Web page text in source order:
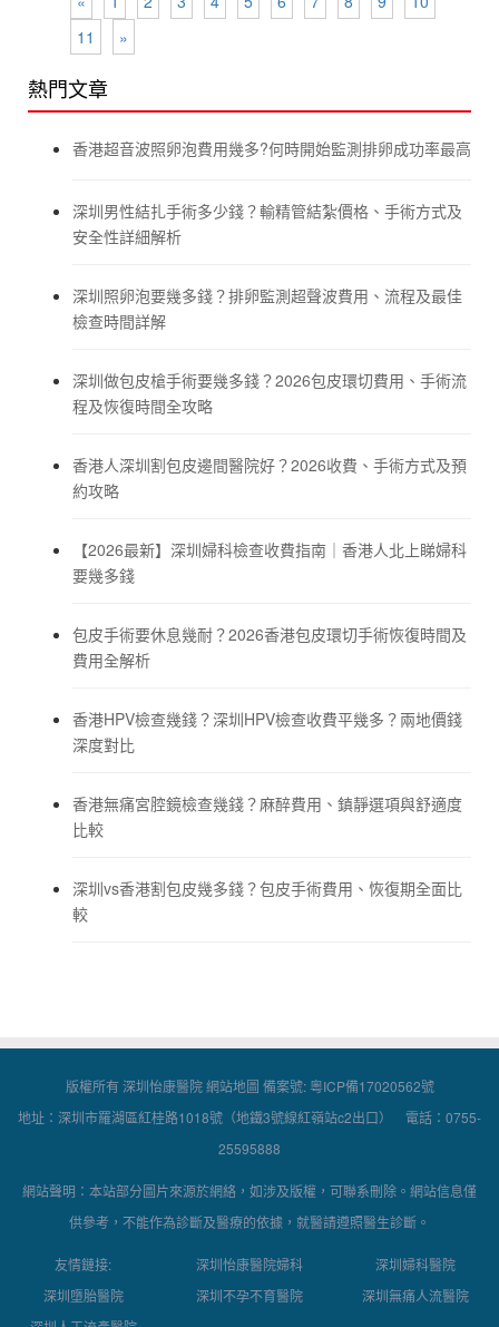
11
»
熱門文章
香港超音波照卵泡費用幾多?何時開始監測排卵成功率最高
深圳男性結扎手術多少錢？輸精管結紮價格、手術方式及
安全性詳細解析
深圳照卵泡要幾多錢？排卵監測超聲波費用、流程及最佳
檢查時間詳解
深圳做包皮槍手術要幾多錢？2026包皮環切費用、手術流
程及恢復時間全攻略
香港人深圳割包皮邊間醫院好？2026收費、手術方式及預
約攻略
【2026最新】深圳婦科檢查收費指南｜香港人北上睇婦科
要幾多錢
包皮手術要休息幾耐？2026香港包皮環切手術恢復時間及
費用全解析
香港HPV檢查幾錢？深圳HPV檢查收費平幾多？兩地價錢
深度對比
香港無痛宮腔鏡檢查幾錢？麻醉費用、鎮靜選項與舒適度
比較
深圳vs香港割包皮幾多錢？包皮手術費用、恢復期全面比
較
版權所有 深圳怡康醫院網站地圖 備案號:粵ICP備17020562號
地址：深圳市羅湖區紅桂路1018號（地鐵3號線紅嶺站c2出口） 電話：0755-
25595888
網站聲明：本站部分圖片來源於網絡，如涉及版權，可聯系刪除。網站信息僅
供參考，不能作為診斷及醫療的依據，就醫請遵照醫生診斷。
友情鏈接: 深圳怡康醫院婦科
深圳婦科醫院
深圳墮胎醫院
深圳不孕不育醫院
深圳無痛人流醫院